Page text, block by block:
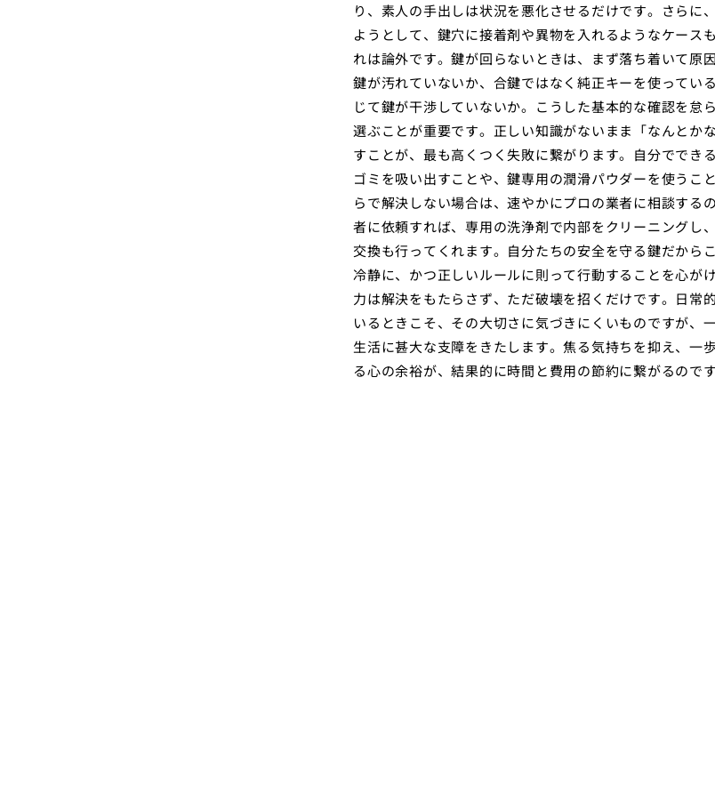
り、素人の手出しは状況を悪化させるだけです。さらに
ようとして、鍵穴に接着剤や異物を入れるようなケース
れは論外です。鍵が回らないときは、まず落ち着いて原
鍵が汚れていないか、合鍵ではなく純正キーを使ってい
じて鍵が干渉していないか。こうした基本的な確認を怠
選ぶことが重要です。正しい知識がないまま「なんとか
すことが、最も高くつく失敗に繋がります。自分ででき
ゴミを吸い出すことや、鍵専用の潤滑パウダーを使うこ
らで解決しない場合は、速やかにプロの業者に相談する
者に依頼すれば、専用の洗浄剤で内部をクリーニングし
交換も行ってくれます。自分たちの安全を守る鍵だから
冷静に、かつ正しいルールに則って行動することを心が
力は解決をもたらさず、ただ破壊を招くだけです。日常
いるときこそ、その大切さに気づきにくいものですが、
生活に甚大な支障をきたします。焦る気持ちを抑え、一
る心の余裕が、結果的に時間と費用の節約に繋がるのです